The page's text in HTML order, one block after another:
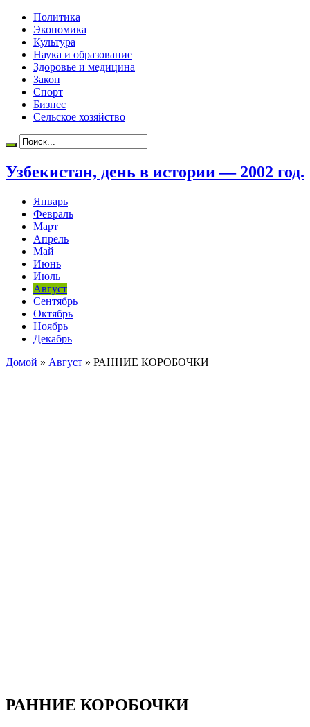
Политика
Экономика
Культура
Наука и образование
Здоровье и медицина
Закон
Спорт
Бизнес
Сельское хозяйство
Узбекистан, день в истории — 2002 год.
Январь
Февраль
Март
Апрель
Май
Июнь
Июль
Август
Сентябрь
Октябрь
Ноябрь
Декабрь
Домой » Август » РАННИЕ КОРОБОЧКИ
РАННИЕ КОРОБОЧКИ